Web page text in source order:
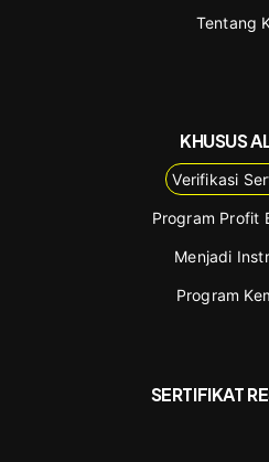
Tentang
KHUSUS
Verifikasi
Program Profit
Menjadi
Program
SERTIFIKAT